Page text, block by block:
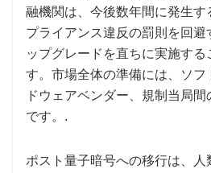
融機関は、今後数年間に発生す
プライアンス違反の罰則を回
ップグレードを直ちに実施する
す。市場全体の準備には、ソフ
ドウェアベンダー、規制当局
です。.
ポスト量子暗号への移行は、